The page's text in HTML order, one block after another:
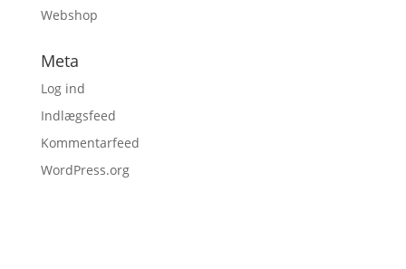
Webshop
Meta
Log ind
Indlægsfeed
Kommentarfeed
WordPress.org